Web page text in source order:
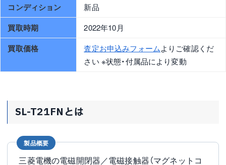
コンディション 新品
買取時期 2022年10月
買取価格 査定お申込みフォームよりご確認くだ
さい ※状態・付属品により変動
SL-T21FNとは
製品概要
三菱電機の電磁開閉器／電磁接触器（マグネットコ